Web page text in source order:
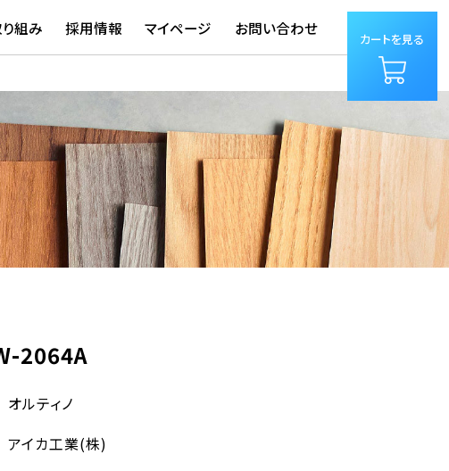
組み 採用情報 マイページ お問い合わせ
カートを見る
2064A
オルティノ
アイカ工業(株)